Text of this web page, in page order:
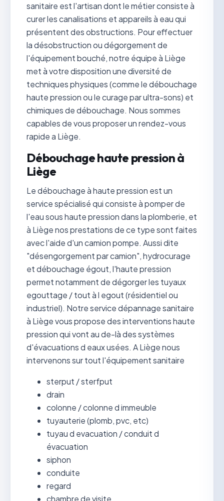
sanitaire est l'artisan dont le métier consiste à
curer les canalisations et appareils à eau qui
présentent des obstructions. Pour effectuer
la désobstruction ou dégorgement de
l'équipement bouché, notre équipe à Liège
met à votre disposition une diversité de
techniques physiques (comme le débouchage
haute pression ou le curage par ultra-sons) et
chimiques de débouchage. Nous sommes
capables de vous proposer un rendez-vous
rapide a Liège.
Débouchage haute pression à
Liège
Le débouchage à haute pression est un
service spécialisé qui consiste à pomper de
l'eau sous haute pression dans la plomberie, et
à Liège nos prestations de ce type sont faites
avec l'aide d'un camion pompe. Aussi dite
"désengorgement par camion", hydrocurage
et débouchage égout, l'haute pression
permet notamment de dégorger les tuyaux
egouttage / tout à l egout (résidentiel ou
industriel). Notre service dépannage sanitaire
à Liège vous propose des interventions haute
pression qui vont au de-là des systèmes
d'évacuations d eaux usées. A Liège nous
intervenons sur tout l'équipement sanitaire
sterput / sterfput
drain
colonne / colonne d immeuble
tuyauterie (plomb, pvc, etc)
tuyau d evacuation / conduit d
évacuation
siphon
conduite
regard
chambre de visite